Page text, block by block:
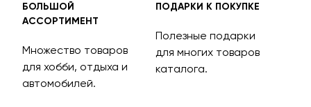
БОЛЬШОЙ
АССОРТИМЕНТ
Множество товаров
для хобби, отдыха и
автомобилей.
ПОДАРКИ К ПОКУПКЕ
Полезные подарки
для многих товаров
каталога.